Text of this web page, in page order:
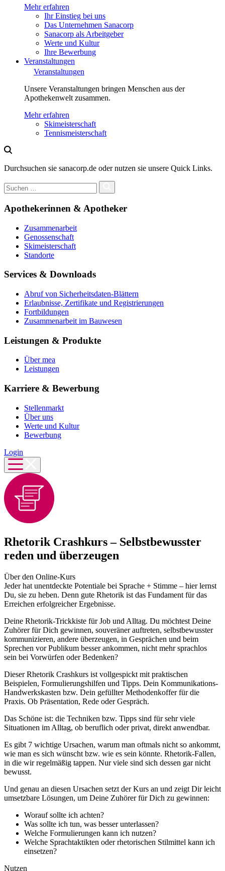
Mehr erfahren
Ihr Einstieg bei uns
Das Unternehmen Sanacorp
Sanacorp als Arbeitgeber
Werte und Kultur
Ihre Bewerbung
Veranstaltungen
Veranstaltungen
Unsere Veranstaltungen bringen Menschen aus der
Apothekenwelt zusammen.
Mehr erfahren
Skimeisterschaft
Tennismeisterschaft
Durchsuchen sie sanacorp.de oder nutzen sie unsere Quick Links.
Apothekerinnen & Apotheker
Zusammenarbeit
Genossenschaft
Skimeisterschaft
Standorte
Services & Downloads
Abruf von Sicherheitsdaten-Blättern
Erlaubnisse, Zertifikate und Registrierungen
Fortbildungen
Zusammenarbeit im Bauwesen
Leistungen & Produkte
Über mea
Leistungen
Karriere & Bewerbung
Stellenmarkt
Über uns
Werte und Kultur
Bewerbung
Login
Rhetorik Crashkurs – Selbstbewusster
reden und überzeugen
Über den Online-Kurs
Jeder hat unentdeckte Potentiale bei Sprache + Stimme – hier lernst
Du, sie zu heben. Denn gute Rhetorik ist das Fundament für das
Erreichen erfolgreicher Ergebnisse.
Deine Rhetorik-Trickkiste für Job und Alltag. Du möchtest Deine
Zuhörer für Dich gewinnen, souveräner auftreten, selbstbewusster
kommunizieren, andere überzeugen, in Gesprächen und beim
Sprechen vor Publikum besser ankommen, nicht mehr sprachlos
sein bei Vorwürfen oder Bedenken?
Dieser Rhetorik Crashkurs ist vollgespickt mit praktischen
Beispielen, Formulierungshilfen und Tipps. Dein Kommunikations-
Handwerkskasten bzw. Dein gefüllter Methodenkoffer für die
Praxis. Ob Präsentation, Rede oder Gespräch.
Das Schöne ist: die Techniken bzw. Tipps sind für sehr viele
Situationen im Alltag, ob beruflich oder privat, direkt anwendbar.
Es gibt 7 wichtige Ursachen, warum man oftmals nicht so ankommt,
wie man es sich wünscht bzw. wie es sein könnte. Rhetorik-Fallen,
in die wir regelmäßig tappen. Nur viele sind sich dessen gar nicht
bewusst.
Und genau an diesen Ursachen setzt der Kurs an und zeigt Dir leicht
umsetzbare Lösungen, um Deine Zuhörer für Dich zu gewinnen:
Worauf sollte ich achten?
Was sollte ich tun, was besser unterlassen?
Welche Formulierungen kann ich nutzen?
Welche Sprachtaktikten oder rhetorischen Stilmittel kann ich
einsetzen?
Nutzen